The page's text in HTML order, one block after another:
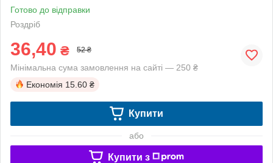
Готово до відправки
Роздріб
36,40 ₴ 52 ₴
Мінімальна сума замовлення на сайті — 250 ₴
Економія 15.60 ₴
Купити
або
Купити з